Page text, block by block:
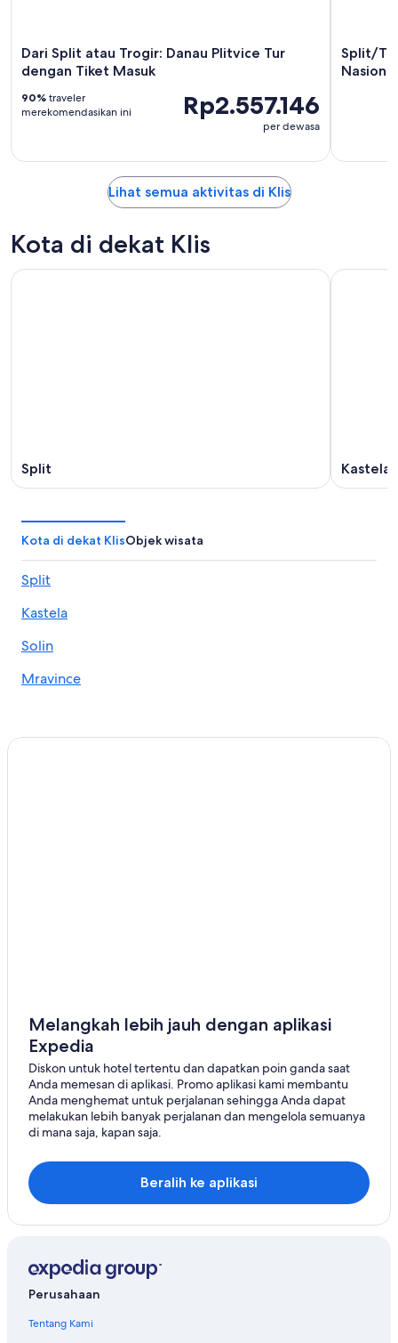
Dari Split atau Trogir: Danau Plitvice Tur
dengan Tiket Masuk
Rp2.557.146
per dewasa
90% traveler
merekomendasikan ini
Split/
Lihat semua aktivitas di Klis
Kota di dekat Klis
Split Kastela
Kota di dekat KlisObjek wisata
Split
Kastela
Solin
Mravince
Melangkah lebih jauh dengan aplikasi
Expedia
Diskon untuk hotel tertentu dan dapatkan poin ganda saat
Anda memesan di aplikasi. Promo aplikasi kami membantu
Anda menghemat untuk perjalanan sehingga Anda dapat
melakukan lebih banyak perjalanan dan mengelola semuanya
di mana saja, kapan saja.
Beralih ke aplikasi
Perusahaan
Tentang Kami